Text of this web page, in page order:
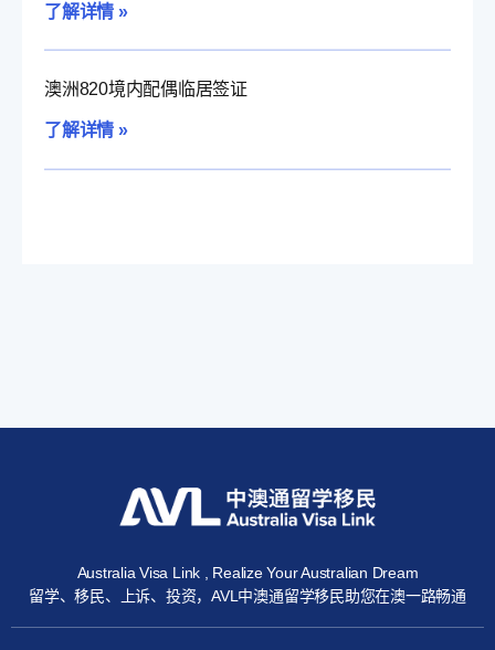
了解详情 »
澳洲820境内配偶临居签证
了解详情 »
Australia Visa Link , Realize Your Australian Dream
留学、移民、上诉、投资，AVL中澳通留学移民助您在澳一路畅通